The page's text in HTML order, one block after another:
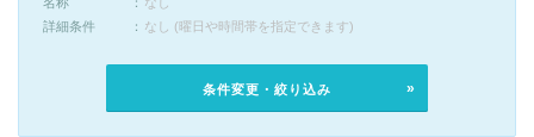
詳細条件
なし (曜日や時間帯を指定できます)
条件変更・絞り込み